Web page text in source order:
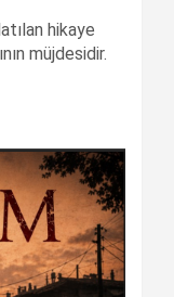
hikaye
müjdesidir.